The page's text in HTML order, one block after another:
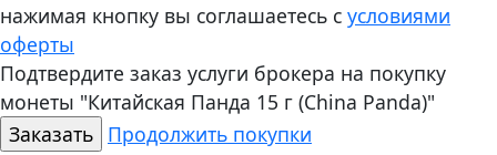
нажимая кнопку вы соглашаетесь с условиями
оферты
Подтвердите заказ услуги брокера на покупку
монеты "Китайская Панда 15 г (China Panda)"
Продолжить покупки